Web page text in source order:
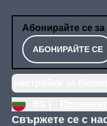
Абонирайте се
АБОНИРАЙТЕ СЕ
Свържете се с